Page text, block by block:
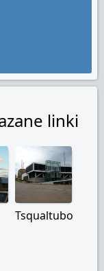
linki
Tsqualtubo